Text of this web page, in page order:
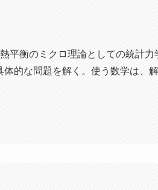
平衡のミクロ理論としての統計
的な問題を解く。使う数学は、